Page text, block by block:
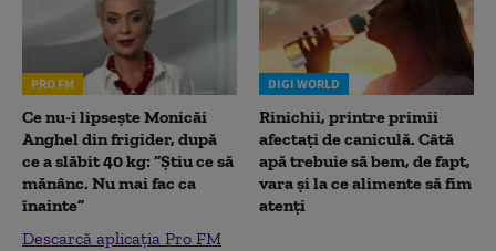
PRO FM
Ce nu-i lipsește Monicăi
Anghel din frigider, după
ce a slăbit 40 kg: “Știu ce să
mănânc. Nu mai fac ca
înainte”
Descarcă aplicația Pro FM
DIGI WORLD
Rinichii, printre primii
afectați de caniculă. Câtă
apă trebuie să bem, de fapt,
vara și la ce alimente să fim
atenți